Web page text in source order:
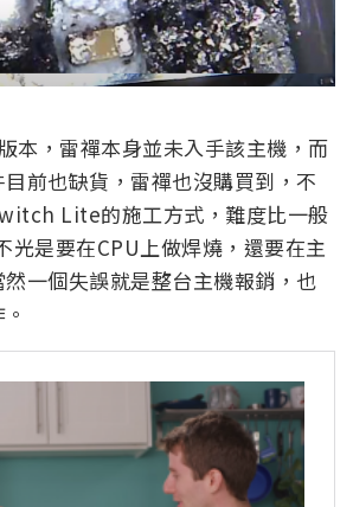
，雷禪本身並未入手該主機，而
前也缺貨，雷禪也沒購買到，不
Lite的施工方式，難度比一般
是要在CPU上做焊燒，還要在主
一個失誤就是整台主機報銷，也